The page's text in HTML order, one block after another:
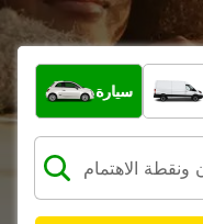
ما نوع المركبة؟
سيارة